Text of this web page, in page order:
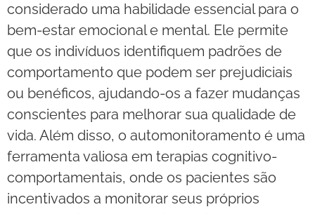
considerado uma habilidade essencial para o
bem-estar emocional e mental. Ele permite
que os indivíduos identifiquem padrões de
comportamento que podem ser prejudiciais
ou benéficos, ajudando-os a fazer mudanças
conscientes para melhorar sua qualidade de
vida. Além disso, o automonitoramento é uma
ferramenta valiosa em terapias cognitivo-
comportamentais, onde os pacientes são
incentivados a monitorar seus próprios